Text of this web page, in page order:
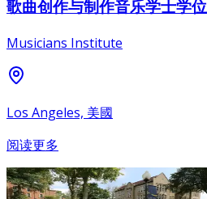
歌曲创作与制作音乐学士学位
Musicians Institute
Los Angeles, 美國
阅读更多